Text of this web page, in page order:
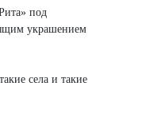
под
украшением
села и такие